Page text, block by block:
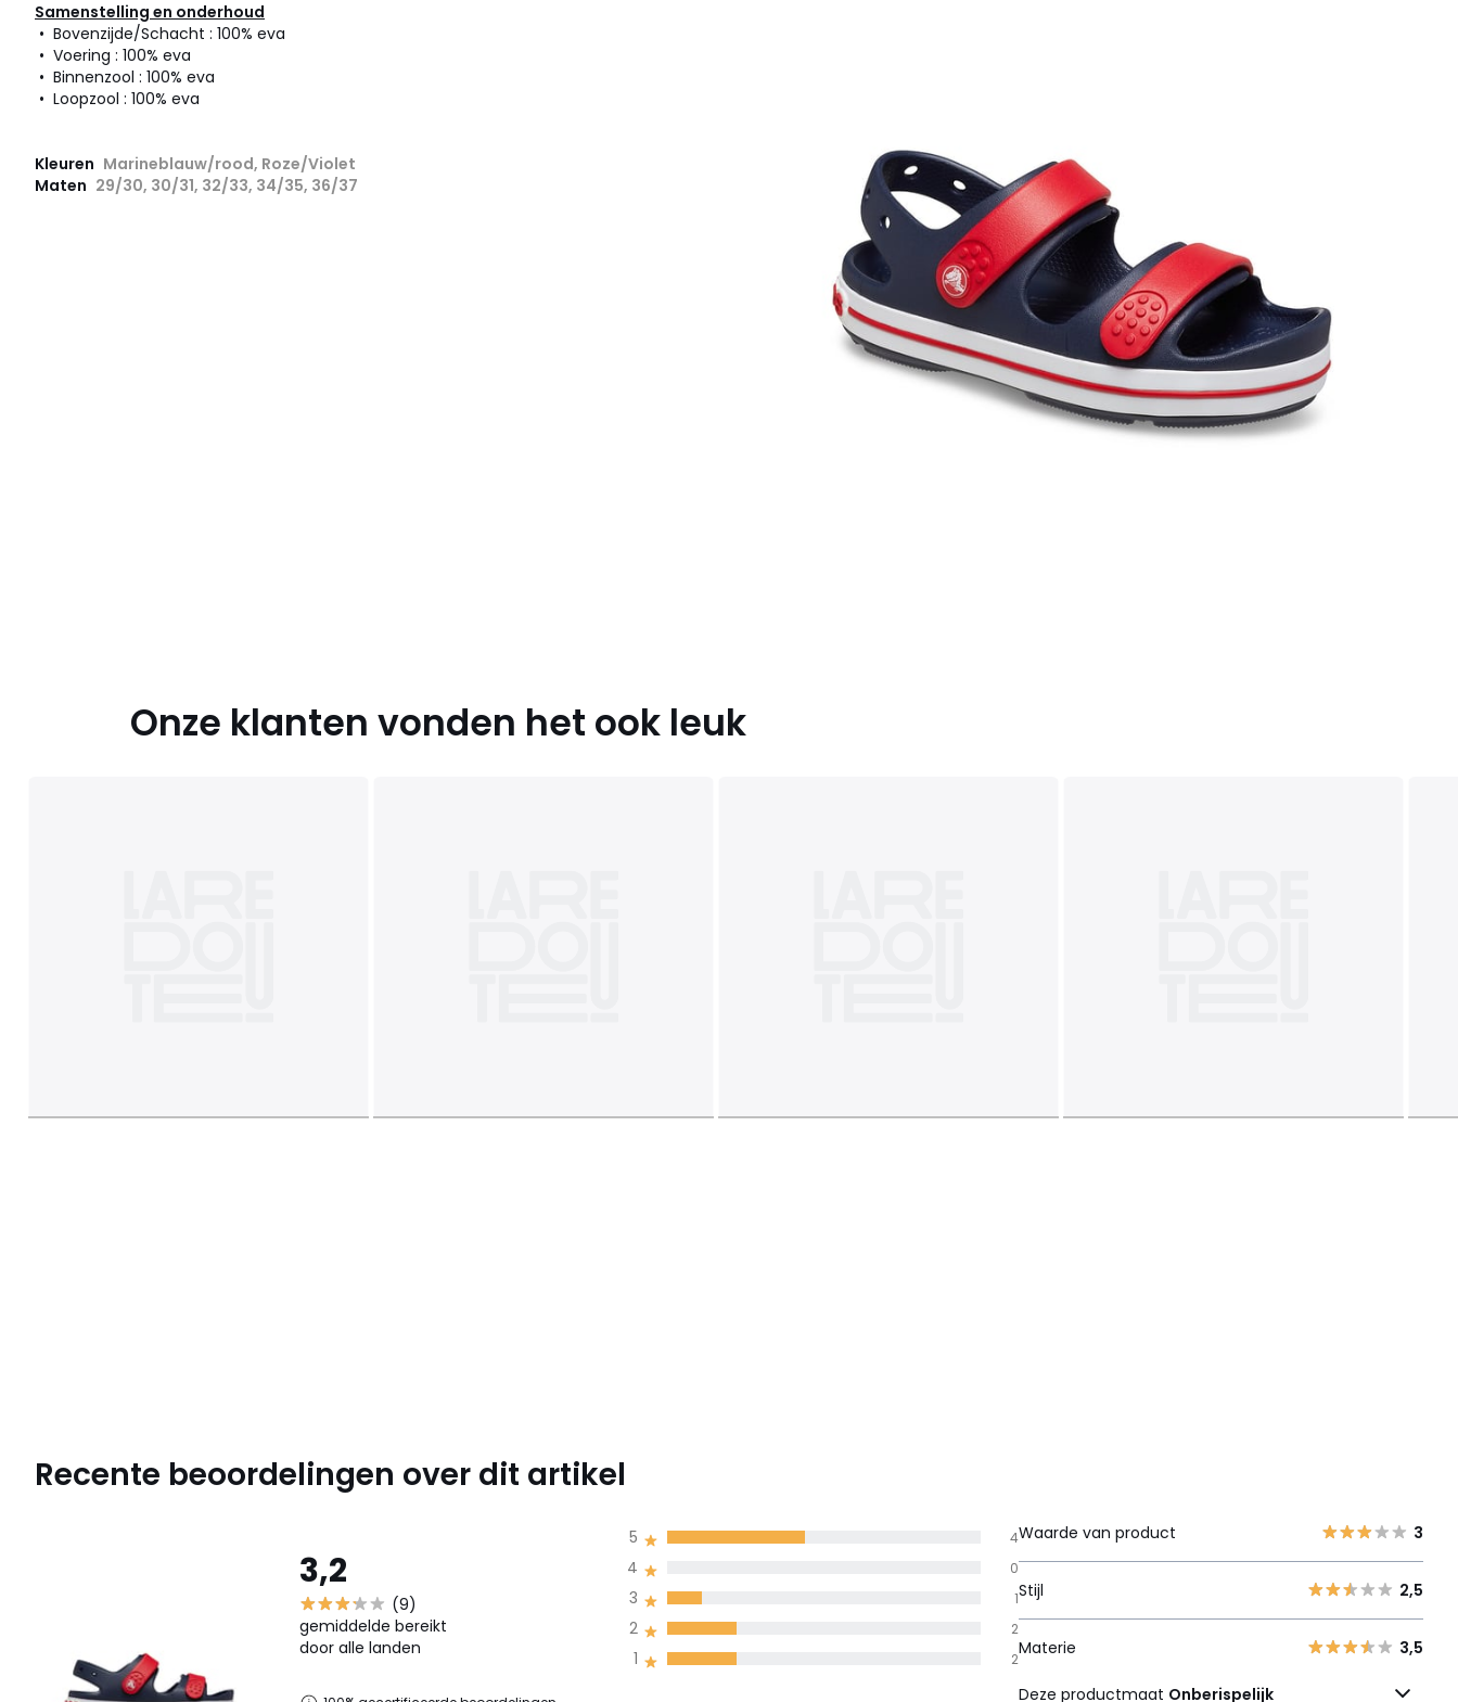
Samenstelling en onderhoud
• Bovenzijde/Schacht : 100% eva
• Voering : 100% eva
• Binnenzool : 100% eva
• Loopzool : 100% eva
Kleuren Marineblauw/rood, Roze/Violet
Maten 29/30, 30/31, 32/33, 34/35, 36/37
Onze klanten vonden het ook leuk
Recente beoordelingen over dit artikel
3,2
(9)
gemiddelde bereikt
door alle landen
1 2
2 2
3 1
4 0
5 4Waarde van product 3
Stijl 2,5
Materie 3,5
Deze productmaat Onberispelijk